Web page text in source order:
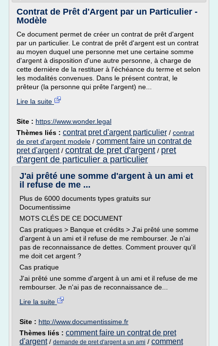
Contrat de Prêt d'Argent par un Particulier -
Modèle
Ce document permet de créer un contrat de prêt d'argent
par un particulier. Le contrat de prêt d'argent est un contrat
au moyen duquel une personne met une certaine somme
d'argent à disposition d'une autre personne, à charge de
cette dernière de la restituer à l'échéance du terme et selon
les modalités convenues. Dans le présent contrat, le
prêteur (la personne qui prête l'argent) ne...
Lire la suite
Site : https://www.wonder.legal
Thèmes liés : contrat pret d'argent particulier / contrat
de pret d'argent modele / comment faire un contrat de
pret d'argent/ contrat de pret d'argent / pret
d'argent de particulier a particulier
J'ai prêté une somme d'argent à un ami et
il refuse de me ...
Plus de 6000 documents types gratuits sur
Documentissime
MOTS CLÉS DE CE DOCUMENT
Cas pratiques > Banque et crédits > J'ai prêté une somme
d'argent à un ami et il refuse de me rembourser. Je n'ai
pas de reconnaissance de dettes. Comment prouver qu'il
me doit cet argent ?
Cas pratique
J'ai prêté une somme d'argent à un ami et il refuse de me
rembourser. Je n'ai pas de reconnaissance de...
Lire la suite
Site : http://www.documentissime.fr
Thèmes liés : comment faire un contrat de pret
d'argent/ demande de pret d'argent a un ami / comment